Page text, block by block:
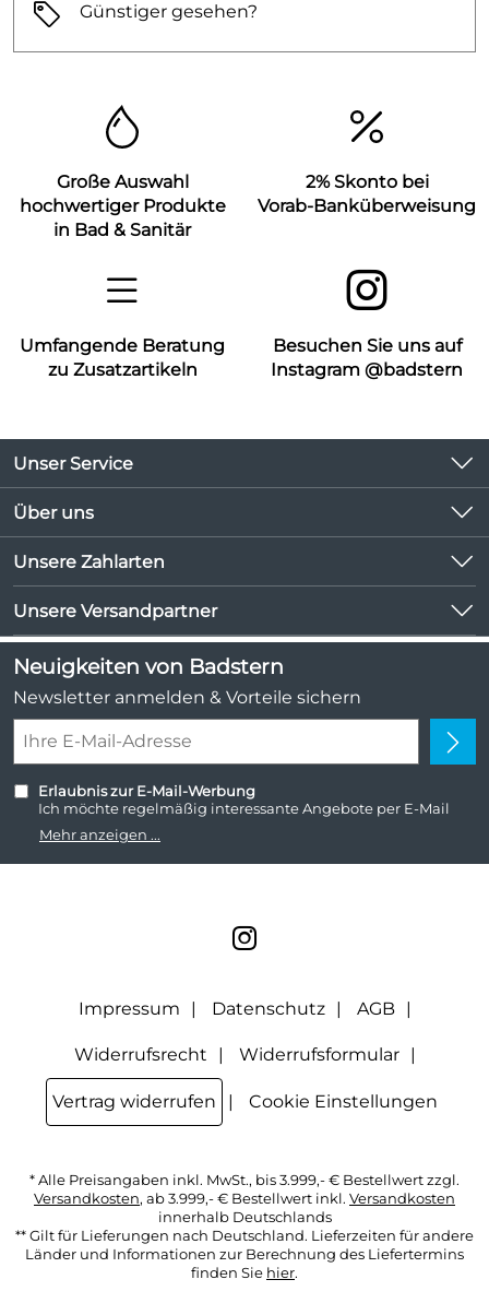
Günstiger gesehen?
Große Auswahl
hochwertiger Produkte
in Bad & Sanitär
2% Skonto bei
Vorab-Banküberweisung
Umfangende Beratung
zu Zusatzartikeln
Besuchen Sie uns auf
Instagram @badstern
Unser Service
Kontakt
Kundeninformationen
Newsletter
Lieferbedingungen
Kundenlogin
Über uns
Unsere Bestseller
Marken
Neu
Angebote
Kundenbewertungen (1.047)
4,9/5*****
Unsere Zahlarten
Unsere Versandpartner
Neuigkeiten von Badstern
Newsletter anmelden & Vorteile sichern
Erlaubnis zur E-Mail-Werbung
Ich möchte regelmäßig interessante Angebote per E-Mail
Unternehmen weitergegeben. Zu statistischen Zwecken wird
Wirkung für die Zukunft widerrufen, indem ich den Link
"Abmelden" am Ende des Newsletters anklicke oder die
Mehr anzeigen ...
Impressum Datenschutz AGB
Widerrufsrecht Widerrufsformular
Vertrag widerrufen Cookie Einstellungen
* Alle Preisangaben inkl. MwSt., bis 3.999,- € Bestellwert zzgl.
Versandkosten, ab 3.999,- € Bestellwert inkl. Versandkosten
innerhalb Deutschlands
** Gilt für Lieferungen nach Deutschland. Lieferzeiten für andere
Länder und Informationen zur Berechnung des Liefertermins
finden Sie hier.